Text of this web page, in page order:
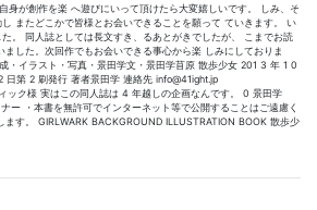
身が創作を楽 へ遊びにいって頂けたら大変嬉しいです。 しみ、そ
またどこかで皆様とお会いできることを願って ていきます。 い
。 同人誌としては長文すき、るあとがきでしたが、 こまでお読
した。次回作でもお会いできる事心から楽 しみにしておりま
・イラスト・写真・景田学文・景田学苜原 散歩少女 201 3 年 1 0
第 2 刷発行 著者景田学 連絡先 info@41ight.jp
ック様 実はこの同人誌は 4 年越しの企画なんです。 0 景田学
ー ・本書を無許可でインターネット等で公開することはご遠慮く
す。 GIRLWARK BACKGROUND ILLUSTRATION BOOK 散歩少